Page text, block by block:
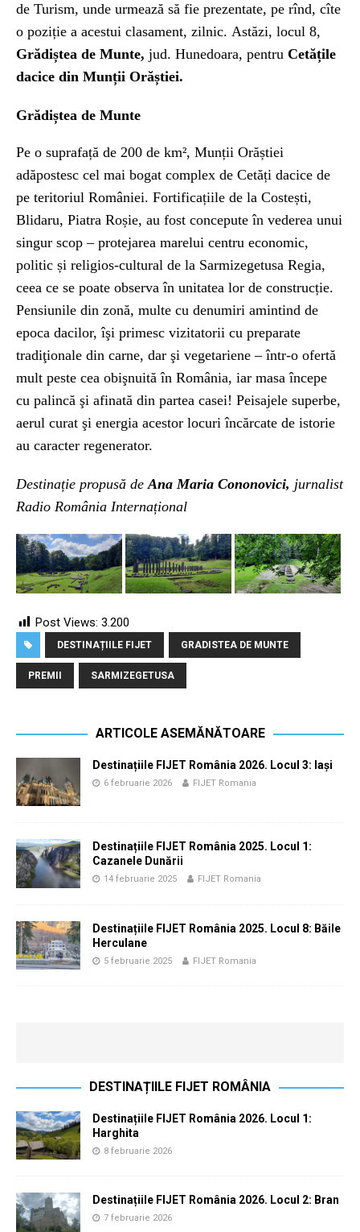
de Turism, unde urmează să fie prezentate, pe rînd, cîte
o poziție a acestui clasament, zilnic. Astăzi, locul 8,
Grădiștea de Munte, jud. Hunedoara, pentru Cetățile
dacice din Munții Orăștiei.
Grădiștea de Munte
Pe o suprafață de 200 de km², Munții Orăștiei
adăpostesc cel mai bogat complex de Cetăți dacice de
pe teritoriul României. Fortificațiile de la Costești,
Blidaru, Piatra Roșie, au fost concepute în vederea unui
singur scop – protejarea marelui centru economic,
politic și religios-cultural de la Sarmizegetusa Regia,
ceea ce se poate observa în unitatea lor de construcție.
Pensiunile din zonă, multe cu denumiri amintind de
epoca dacilor, îşi primesc vizitatorii cu preparate
tradiţionale din carne, dar şi vegetariene – într-o ofertă
mult peste cea obişnuită în România, iar masa începe
cu palincă şi afinată din partea casei! Peisajele superbe,
aerul curat şi energia acestor locuri încărcate de istorie
au caracter regenerator.
Destinație propusă deAna Maria Cononovici, jurnalist
Radio România Internațional
Post Views: 3.200
DESTINAȚIILE FIJET GRADISTEA DE MUNTE
PREMII SARMIZEGETUSA
ARTICOLE ASEMĂNĂTOARE
Destinațiile FIJET România 2026. Locul 3: Iași
6 februarie 2026 FIJET Romania
Destinațiile FIJET România 2025. Locul 1:
Cazanele Dunării
14 februarie 2025 FIJET Romania
Destinațiile FIJET România 2025. Locul 8: Băile
Herculane
5 februarie 2025 FIJET Romania
DESTINAȚIILE FIJET ROMÂNIA
Destinațiile FIJET România 2026. Locul 1:
Harghita
8 februarie 2026
Destinațiile FIJET România 2026. Locul 2: Bran
7 februarie 2026